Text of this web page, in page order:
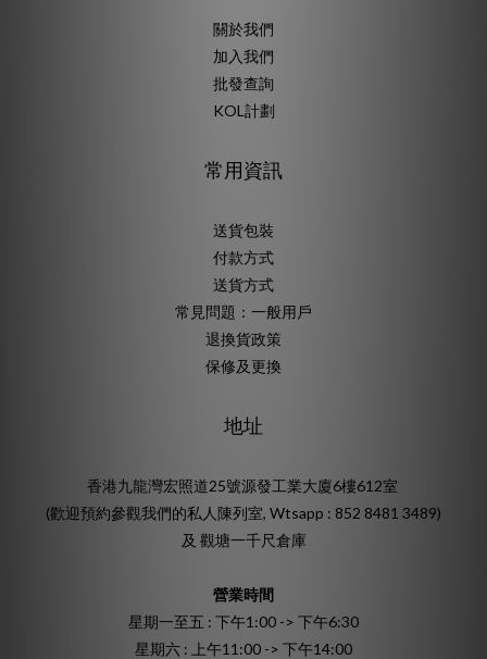
關於我們
加入我們
批發查詢
KOL計劃
常用資訊
送貨包裝
付款方式
送貨方式
常見問題：一般用戶
退換貨政策
保修及更換
地址
香港九龍灣宏照道25號源發工業大廈6樓612室
(歡迎預約參觀我們的私人陳列室, Wtsapp : 852 8481 3489)
及 觀塘一千尺倉庫
營業時間
星期一至五 : 下午1:00 -> 下午6:30
星期六 : 上午11:00 -> 下午14:00